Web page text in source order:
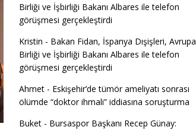
Birliği ve İşbirliği Bakanı Albares ile telefon
görüşmesi gerçekleştirdi
Kristin - Bakan Fidan, İspanya Dışişleri, Avrupa
Birliği ve İşbirliği Bakanı Albares ile telefon
görüşmesi gerçekleştirdi
Ahmet- Eskişehir’de tümör ameliyatı sonrası
ölümde “doktor ihmali” iddiasına soruşturma
Buket- Bursaspor Başkanı Recep Günay: